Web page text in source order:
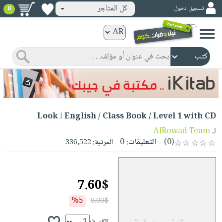
ورقية
المواضيع
صدر
حديثاً
الأكثر
مبيعاً
جوائز
شحن
مخفض
كتب
الكترونية
الرئيسية
صدر
حديثاً
صوتية
الصفحة
تسجيل دخول كل المتاجر 0
Look ! English / Class Book / Level 1 with CD
لـAlRowad Team
(0)
التعليقات:0 المرتبة:336,522
7.60$
8.00$
%5